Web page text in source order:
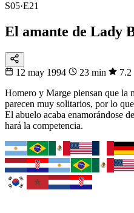
S05·E21
El amante de Lady
12 may 1994 23 min
7.2
Homero y Marge piensan que la
parecen muy solitarios, por lo
El abuelo acaba enamorándose
hará la competencia.